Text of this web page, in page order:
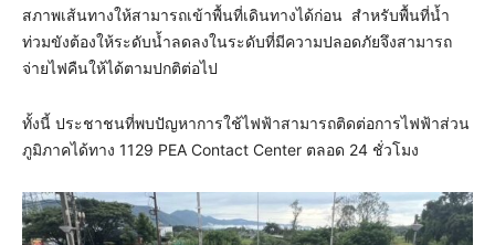
สภาพเส้นทางให้สามารถเข้าพื้นที่เดินทางได้ก่อน สำหรับพื้นที่น้ำ
ท่วมขังต้องให้ระดับน้ำลดลงในระดับที่มีความปลอดภัยจึงสามารถ
จ่ายไฟคืนให้ได้ตามปกติต่อไป
ทั้งนี้ ประชาชนที่พบปัญหาการใช้ไฟฟ้าสามารถติดต่อการไฟฟ้าส่วน
ภูมิภาคได้ทาง 1129 PEA Contact Center ตลอด 24 ชั่วโมง